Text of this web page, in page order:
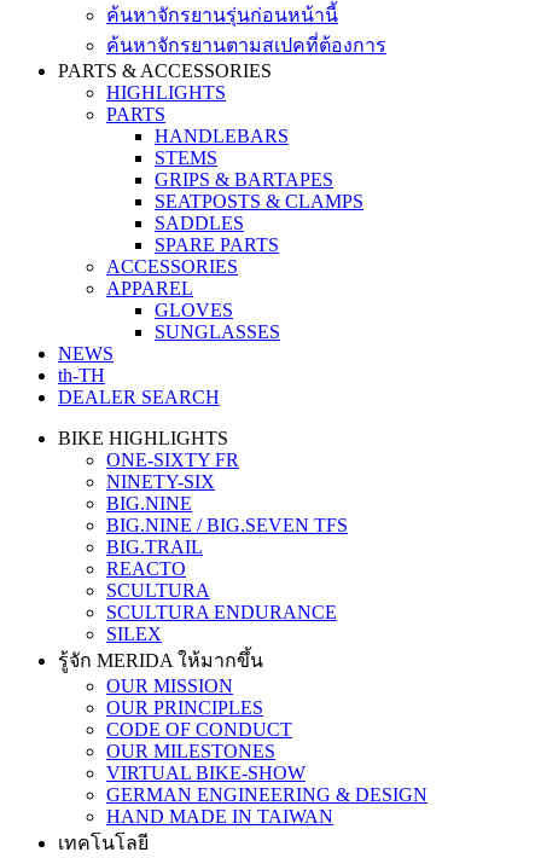
ค้นหาจักรยานรุ่นก่อนหน้านี้
ค้นหาจักรยานตามสเปคที่ต้องการ
PARTS & ACCESSORIES
HIGHLIGHTS
PARTS
HANDLEBARS
STEMS
GRIPS & BARTAPES
SEATPOSTS & CLAMPS
SADDLES
SPARE PARTS
ACCESSORIES
APPAREL
GLOVES
SUNGLASSES
NEWS
th-TH
DEALER SEARCH
BIKE HIGHLIGHTS
ONE-SIXTY FR
NINETY-SIX
BIG.NINE
BIG.NINE / BIG.SEVEN TFS
BIG.TRAIL
REACTO
SCULTURA
SCULTURA ENDURANCE
SILEX
รู้จัก MERIDA ให้มากขึ้น
OUR MISSION
OUR PRINCIPLES
CODE OF CONDUCT
OUR MILESTONES
VIRTUAL BIKE-SHOW
GERMAN ENGINEERING & DESIGN
HAND MADE IN TAIWAN
เทคโนโลยี